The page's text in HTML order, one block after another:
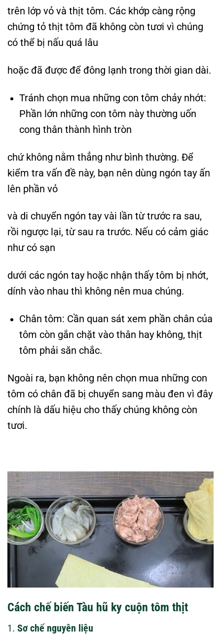
trên lớp vỏ và thịt tôm. Các khớp càng rộng
chứng tỏ thịt tôm đã không còn tươi vì chúng
có thể bị nấu quá lâu
hoặc đã được để đông lạnh trong thời gian dài.
Tránh chọn mua những con tôm chảy nhớt:
Phần lớn những con tôm này thường uốn
cong thân thành hình tròn
chứ không nằm thẳng như bình thường. Để
kiểm tra vấn đề này, bạn nên dùng ngón tay ấn
lên phần vỏ
và di chuyển ngón tay vài lần từ trước ra sau,
rồi ngược lại, từ sau ra trước. Nếu có cảm giác
như có sạn
dưới các ngón tay hoặc nhận thấy tôm bị nhớt,
dính vào nhau thì không nên mua chúng.
Chân tôm: Cần quan sát xem phần chân của
tôm còn gắn chặt vào thân hay không, thịt
tôm phải săn chắc.
Ngoài ra, bạn không nên chọn mua những con
tôm có chân đã bị chuyển sang màu đen vì đây
chính là dấu hiệu cho thấy chúng không còn
tươi.
Cách chế biến Tàu hũ ky cuộn tôm thịt
1. Sơ chế nguyên liệu